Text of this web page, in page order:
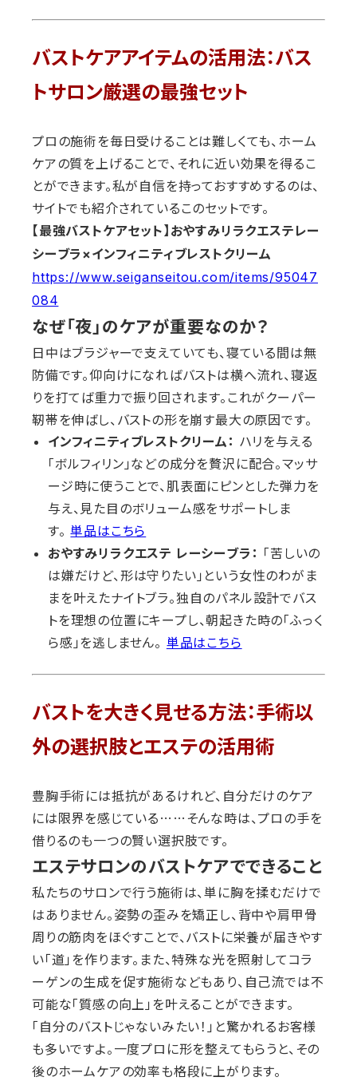
バストケアアイテムの活用法：バス
トサロン厳選の最強セット
プロの施術を毎日受けることは難しくても、ホーム
ケアの質を上げることで、それに近い効果を得るこ
とができます。私が自信を持っておすすめするのは、
サイトでも紹介されているこのセットです。
【最強バストケアセット】おやすみリラクエステレー
シーブラ×インフィニティブレストクリーム
https://www.seiganseitou.com/items/95047
084
なぜ「夜」のケアが重要なのか？
日中はブラジャーで支えていても、寝ている間は無
防備です。仰向けになればバストは横へ流れ、寝返
りを打てば重力で振り回されます。これがクーパー
靭帯を伸ばし、バストの形を崩す最大の原因です。
インフィニティブレストクリーム： ハリを与える
「ボルフィリン」などの成分を贅沢に配合。マッサ
ージ時に使うことで、肌表面にピンとした弾力を
与え、見た目のボリューム感をサポートしま
す。単品はこちら
おやすみリラクエステ レーシーブラ： 「苦しいの
は嫌だけど、形は守りたい」という女性のわがま
まを叶えたナイトブラ。独自のパネル設計でバス
トを理想の位置にキープし、朝起きた時の「ふっく
ら感」を逃しません。 単品はこちら
バストを大きく見せる方法：手術以
外の選択肢とエステの活用術
豊胸手術には抵抗があるけれど、自分だけのケア
には限界を感じている……そんな時は、プロの手を
借りるのも一つの賢い選択肢です。
エステサロンのバストケアでできること
私たちのサロンで行う施術は、単に胸を揉むだけで
はありません。姿勢の歪みを矯正し、背中や肩甲骨
周りの筋肉をほぐすことで、バストに栄養が届きやす
い「道」を作ります。また、特殊な光を照射してコラ
ーゲンの生成を促す施術などもあり、自己流では不
可能な「質感の向上」を叶えることができます。
「自分のバストじゃないみたい！」と驚かれるお客様
も多いですよ。一度プロに形を整えてもらうと、その
後のホームケアの効率も格段に上がります。